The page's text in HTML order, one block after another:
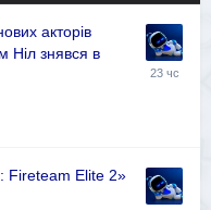
акторів
знявся в
Fireteam Elite 2»